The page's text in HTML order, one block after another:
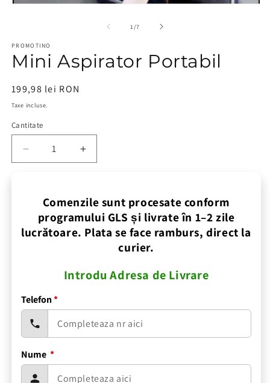
1
într-
fereastră
modală
1/din
7
PROMOTINO
Mini Aspirator Portabil
Preț
obișnuit
199,98 lei RON
Taxe incluse.
Cantitate
Reduceți
Mini
Aspirator
Portabil
Creșteți
Mini
Aspirator
Portabil
Comenzile sunt procesate conform
programului GLS și livrate în 1–2 zile
lucrătoare. Plata se face ramburs, direct la
curier.
Introdu Adresa de Livrare
Telefon*
Nume *